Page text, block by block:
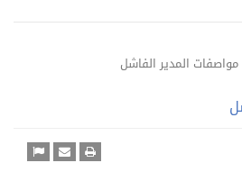
مواصفات المدير الفاشل